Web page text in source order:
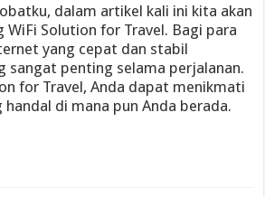
dalam artikel kali ini kita akan
Solution for Travel. Bagi para
yang cepat dan stabil
sangat penting selama perjalanan.
for Travel, Anda dapat menikmati
di mana pun Anda berada.